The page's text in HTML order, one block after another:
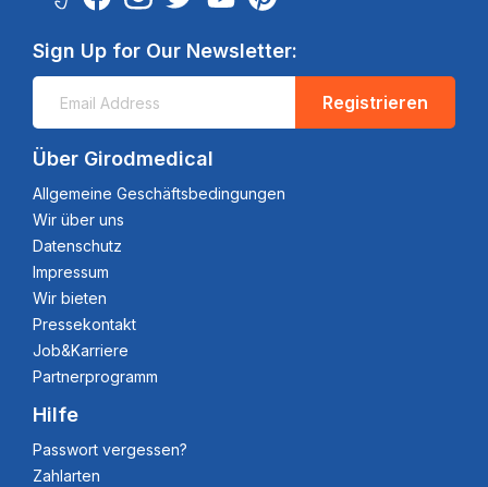
Sign Up for Our Newsletter:
Registrieren
Über Girodmedical
Allgemeine Geschäftsbedingungen
Wir über uns
Datenschutz
Impressum
Wir bieten
Pressekontakt
Job&Karriere
Partnerprogramm
Hilfe
Passwort vergessen?
Zahlarten